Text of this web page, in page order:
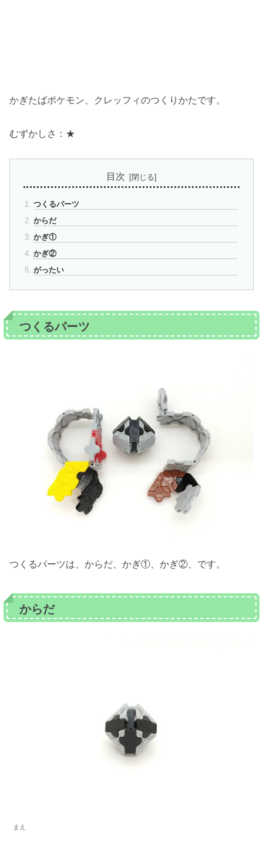
かぎたばポケモン、クレッフィのつくりかたです。
むずかしさ：★
目次
つくるパーツ
からだ
かぎ①
かぎ②
がったい
つくるパーツ
つくるパーツは、からだ、かぎ①、かぎ②、です。
からだ
まえ